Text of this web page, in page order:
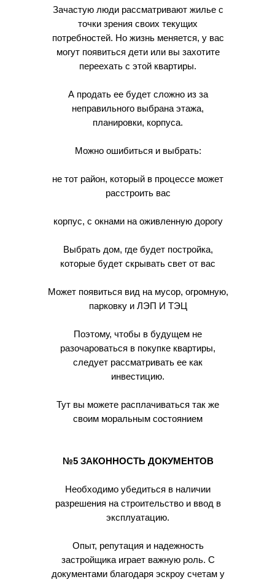
Зачастую люди рассматривают жилье с
точки зрения своих текущих
потребностей. Но жизнь меняется, у вас
могут появиться дети или вы захотите
переехать с этой квартиры.
А продать ее будет сложно из за
неправильного выбрана этажа,
планировки, корпуса.
Можно ошибиться и выбрать:
не тот район, который в процессе может
расстроить вас
корпус, с окнами на оживленную дорогу
Выбрать дом, где будет постройка,
которые будет скрывать свет от вас
Может появиться вид на мусор, огромную,
парковку и ЛЭП И ТЭЦ
Поэтому, чтобы в будущем не
разочароваться в покупке квартиры,
следует рассматривать ее как
инвестицию.
Тут вы можете расплачиваться так же
своим моральным состоянием
№5 ЗАКОННОСТЬ ДОКУМЕНТОВ
Необходимо убедиться в наличии
разрешения на строительство и ввод в
эксплуатацию.
Опыт, репутация и надежность
застройщика играет важную роль. С
документами благодаря эскроу счетам у